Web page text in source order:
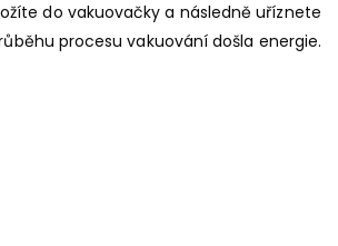
do vakuovačky a následně uříznete
procesu vakuování došla energie.